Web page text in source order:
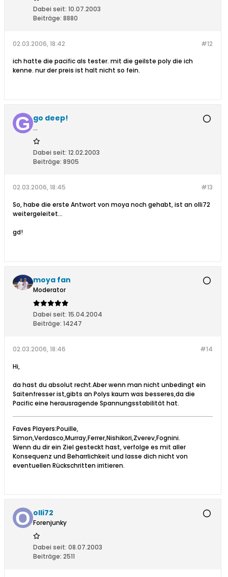
Dabei seit: 10.07.2003
Beiträge: 8880
#12
02.03.2006, 18:42
ich hatte die pacific als tester. mit die geilste poly die ich
kenne. nur der preis ist halt nicht so fein.
go deep!
...
Dabei seit: 12.02.2003
Beiträge: 8905
#13
02.03.2006, 18:45
So, habe die erste Antwort von moya noch gehabt, ist an olli72
weitergeleitet...
gd!
moya fan
Moderator
Dabei seit: 15.04.2004
Beiträge: 14247
#14
02.03.2006, 18:46
Hi,
da hast du absolut recht.Aber wenn man nicht unbedingt ein
Saitenfresser ist,gibts an Polys kaum was besseres,da die
Pacific eine herausragende Spannungsstabilität hat.
Faves Players:Pouille,
Simon,Verdasco,Murray,Ferrer,Nishikori,Zverev,Fognini.
Wenn du dir ein Ziel gesteckt hast, verfolge es mit aller
Konsequenz und Beharrlichkeit und lasse dich nicht von
eventuellen Rückschritten irritieren.
olli72
Forenjunky
Dabei seit: 08.07.2003
Beiträge: 2511